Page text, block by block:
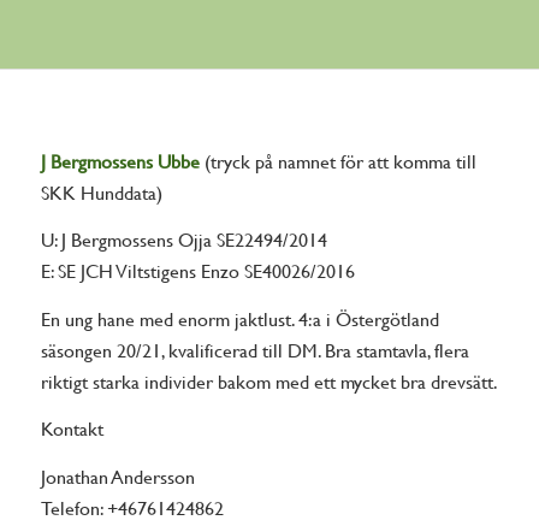
J Bergmossens Ubbe(tryck på namnet för att komma till
SKK Hunddata)
U: J Bergmossens Ojja SE22494/2014
E: SE JCH Viltstigens Enzo SE40026/2016
En ung hane med enorm jaktlust. 4:a i Östergötland
säsongen 20/21, kvalificerad till DM. Bra stamtavla, flera
riktigt starka individer bakom med ett mycket bra drevsätt.
Kontakt
Jonathan Andersson
Telefon: +46761424862